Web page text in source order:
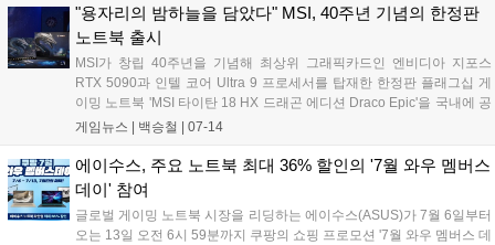
단순한 부품 공급을 넘어 엔비디아의 지싱크, 인텔 에보나 돌비 비전처
럼 소비자가 믿고 선택할 수 있는 독자적인 고품질 게이밍 디스플레이
인증 마크로 자리 잡는 것을 목표로 하고 있다....
"용자리의 밤하늘을 담았다" MSI, 40주년 기념의 한정판
노트북 출시
MSI가 창립 40주년을 기념해 최상위 그래픽카드인 엔비디아 지포스
RTX 5090과 인텔 코어 Ultra 9 프로세서를 탑재한 한정판 플래그십 게
이밍 노트북 'MSI 타이탄 18 HX 드래곤 에디션 Draco Epic'을 국내에 공
식 출시했다. 이번 신제품은 북쪽 밤하늘의 용자리에서 영감을 얻은 독
의 플레이 환경을 원하는 게이머를 공략한다....
게임뉴스 | 백승철 | 07-14
에이수스, 주요 노트북 최대 36% 할인의 '7월 와우 멤버스
데이' 참여
글로벌 게이밍 노트북 시장을 리딩하는 에이수스(ASUS)가 7월 6일부터
오는 13일 오전 6시 59분까지 쿠팡의 쇼핑 프로모션 '7월 와우 멤버스 데